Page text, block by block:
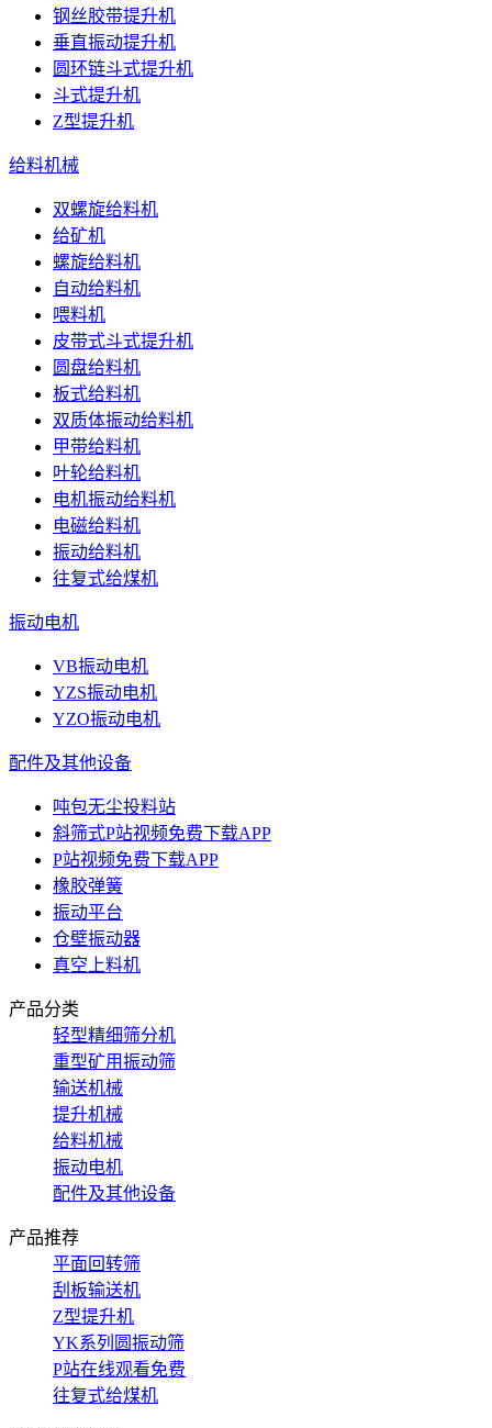
钢丝胶带提升机
垂直振动提升机
圆环链斗式提升机
斗式提升机
Z型提升机
给料机械
双螺旋给料机
给矿机
螺旋给料机
自动给料机
喂料机
皮带式斗式提升机
圆盘给料机
板式给料机
双质体振动给料机
甲带给料机
叶轮给料机
电机振动给料机
电磁给料机
振动给料机
往复式给煤机
振动电机
VB振动电机
YZS振动电机
YZO振动电机
配件及其他设备
吨包无尘投料站
斜筛式P站视频免费下载APP
P站视频免费下载APP
橡胶弹簧
振动平台
仓壁振动器
真空上料机
产品分类
轻型精细筛分机
重型矿用振动筛
输送机械
提升机械
给料机械
振动电机
配件及其他设备
产品推荐
平面回转筛
刮板输送机
Z型提升机
YK系列圆振动筛
P站在线观看免费
往复式给煤机